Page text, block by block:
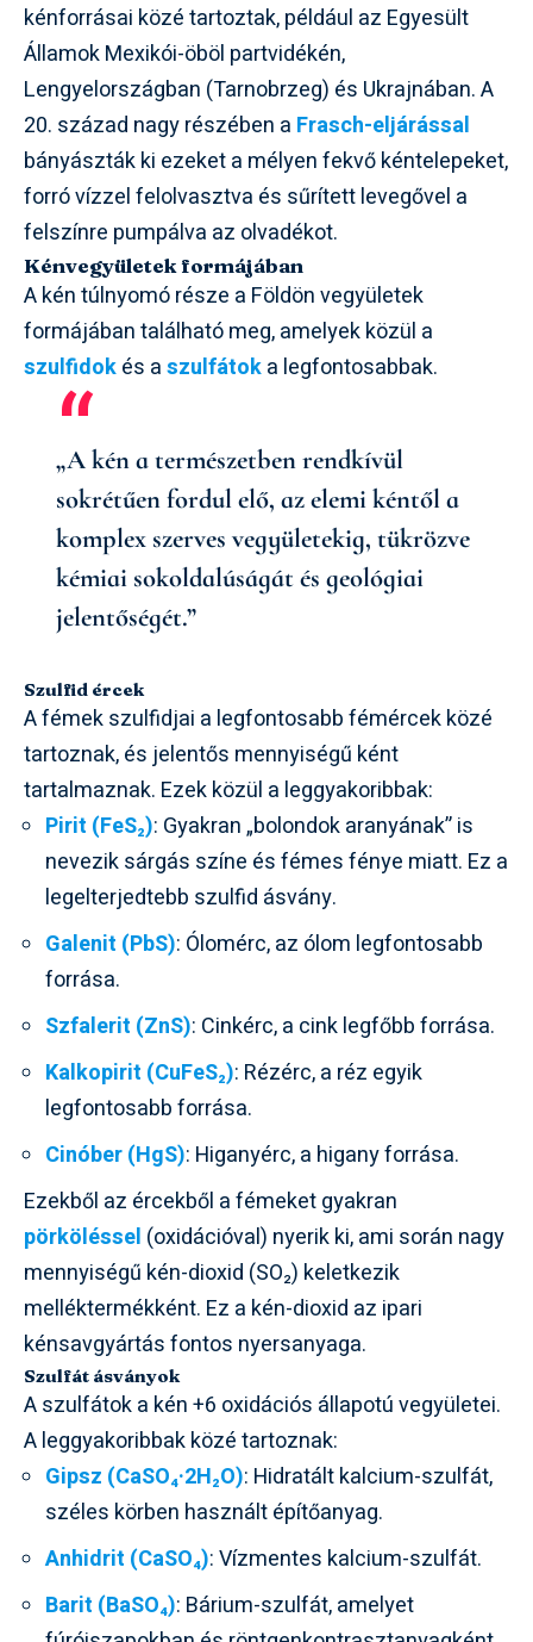
kénforrásai közé tartoztak, például az Egyesült
Államok Mexikói-öböl partvidékén,
Lengyelországban (Tarnobrzeg) és Ukrajnában. A
20. század nagy részében a Frasch-eljárással
bányászták ki ezeket a mélyen fekvő kéntelepeket,
forró vízzel felolvasztva és sűrített levegővel a
felszínre pumpálva az olvadékot.
Kénvegyületek formájában
A kén túlnyomó része a Földön vegyületek
formájában található meg, amelyek közül a
szulfidokés aszulfátoka legfontosabbak.
„A kén a természetben rendkívül
sokrétűen fordul elő, az elemi kéntől a
komplex szerves vegyületekig, tükrözve
kémiai sokoldalúságát és geológiai
jelentőségét.”
Szulfid ércek
A fémek szulfidjai a legfontosabb fémércek közé
tartoznak, és jelentős mennyiségű ként
tartalmaznak. Ezek közül a leggyakoribbak:
Pirit (FeS₂): Gyakran „bolondok aranyának” is
nevezik sárgás színe és fémes fénye miatt. Ez a
legelterjedtebb szulfid ásvány.
Galenit (PbS): Ólomérc, az ólom legfontosabb
forrása.
Szfalerit (ZnS): Cinkérc, a cink legfőbb forrása.
Kalkopirit (CuFeS₂): Rézérc, a réz egyik
legfontosabb forrása.
Cinóber (HgS): Higanyérc, a higany forrása.
Ezekből az ércekből a fémeket gyakran
pörköléssel (oxidációval) nyerik ki, ami során nagy
mennyiségű kén-dioxid (SO₂) keletkezik
melléktermékként. Ez a kén-dioxid az ipari
kénsavgyártás fontos nyersanyaga.
Szulfát ásványok
A szulfátok a kén +6 oxidációs állapotú vegyületei.
A leggyakoribbak közé tartoznak:
Gipsz (CaSO₄·2H₂O): Hidratált kalcium-szulfát,
széles körben használt építőanyag.
Anhidrit (CaSO₄): Vízmentes kalcium-szulfát.
Barit (BaSO₄): Bárium-szulfát, amelyet